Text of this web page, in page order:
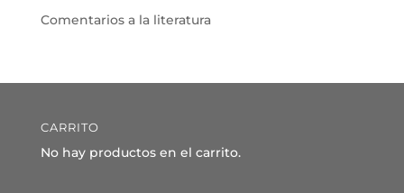
Comentarios a la literatura
CARRITO
No hay productos en el carrito.